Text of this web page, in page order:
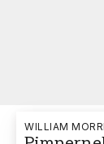
WILLIAM